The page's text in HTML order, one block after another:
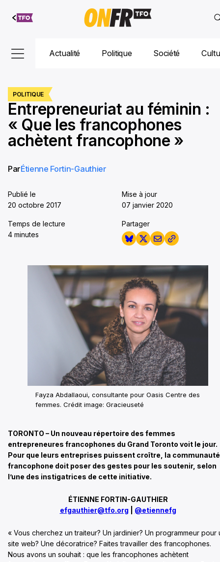
Aller au
contenu
Actualité Politique Société
POLITIQUE
Entrepreneuriat au féminin :
« Que les francophones
achètent francophone »
ParÉtienne Fortin-Gauthier
Publié le
20 octobre 2017
Mise à jour
07 janvier 2020
Temps de lecture
4 minutes
Partager
Fayza Abdallaoui, consultante pour Oasis Centre des
femmes. Crédit image: Gracieuseté
TORONTO – Un nouveau répertoire des femmes
entrepreneures francophones du Grand Toronto voit le jour.
Pour que leurs entreprises puissent croître, la communauté
francophone doit poser des gestes pour les soutenir, selon
l’une des instigatrices de cette initiative.
ÉTIENNE FORTIN-GAUTHIER
efgauthier@tfo.org
@etiennefg
« Vous cherchez un traiteur? Un jardinier? Un programmeur pour
site web? Une décoratrice? Faites travailler des francophones.
Nous avons un souhait : que les francophones achètent